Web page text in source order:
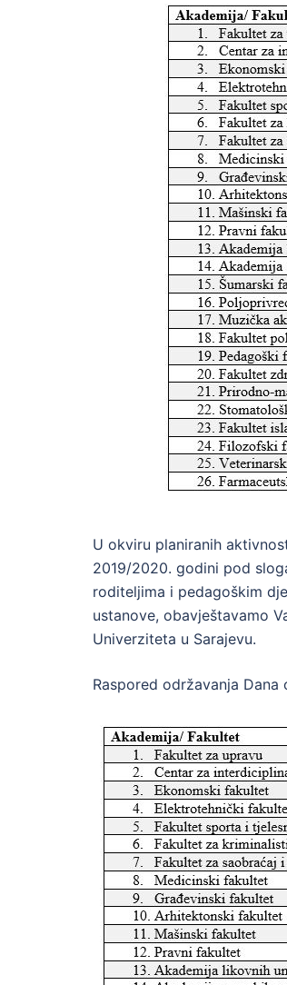
U okviru planiranih
2019/2020. godini pod
roditeljima i pedagoškim
ustanove, obavještavamo
Univerziteta u Sarajevu.
Raspored održavanja